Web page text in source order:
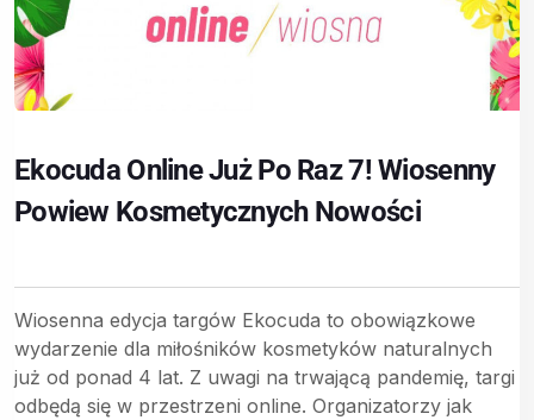
Ekocuda Online Już Po Raz 7! Wiosenny
Powiew Kosmetycznych Nowości
Wiosenna edycja targów Ekocuda to obowiązkowe
wydarzenie dla miłośników kosmetyków naturalnych
już od ponad 4 lat. Z uwagi na trwającą pandemię, targi
odbędą się w przestrzeni online. Organizatorzy jak